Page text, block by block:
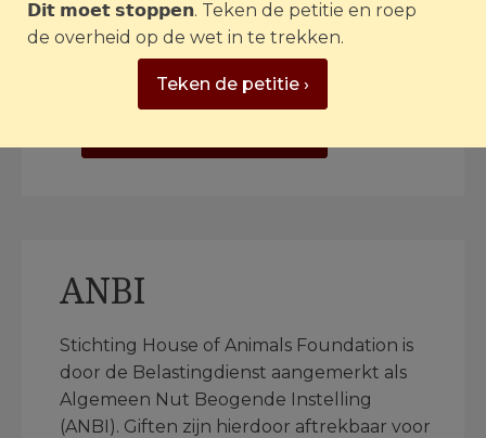
Activiteitenverslag 2021
Activiteitenverslag 2020
ANBI
Stichting House of Animals Foundation is
door de Belastingdienst aangemerkt als
Algemeen Nut Beogende Instelling
(ANBI). Giften zijn hierdoor aftrekbaar voor
𝗗𝗶𝘁 𝗺𝗼𝗲𝘁 𝘀𝘁𝗼𝗽𝗽𝗲𝗻. Teken de petitie en roep
de overheid op de wet in te trekken.
Teken de petitie ›